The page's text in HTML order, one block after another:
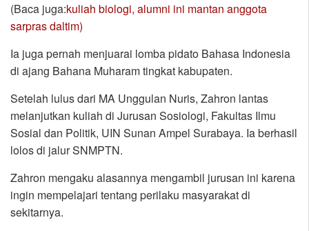
(Baca juga:kuliah biologi, alumni ini mantan anggota
sarpras daltim)
Ia juga pernah menjuarai lomba pidato Bahasa Indonesia
di ajang Bahana Muharam tingkat kabupaten.
Setelah lulus dari MA Unggulan Nuris, Zahron lantas
melanjutkan kuliah di Jurusan Sosiologi, Fakultas Ilmu
Sosial dan Politik, UIN Sunan Ampel Surabaya. Ia berhasil
lolos di jalur SNMPTN.
Zahron mengaku alasannya mengambil jurusan ini karena
ingin mempelajari tentang perilaku masyarakat di
sekitarnya.